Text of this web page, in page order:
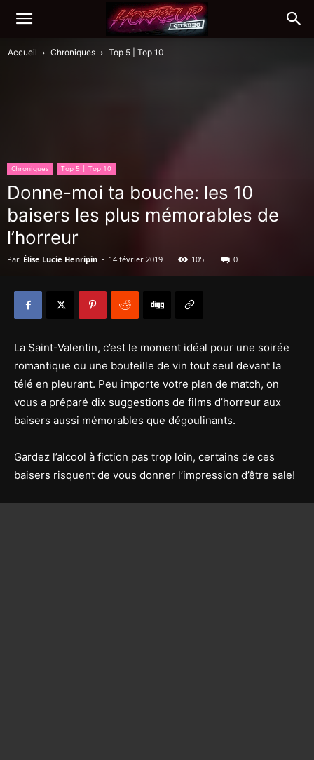
Accueil Chroniques Top 5 | Top 10
Chroniques Top 5 | Top 10
Donne-moi ta bouche: les 10
baisers les plus mémorables de
l’horreur
Par Élise Lucie Henripin - 14 février 2019 105 0
La Saint-Valentin, c’est le moment idéal pour une soirée
romantique ou une bouteille de vin tout seul devant la
télé en pleurant. Peu importe votre plan de match, on
vous a préparé dix suggestions de films d’horreur aux
baisers aussi mémorables que dégoulinants.
Gardez l’alcool à fiction pas trop loin, certains de ces
baisers risquent de vous donner l’impression d’être sale!